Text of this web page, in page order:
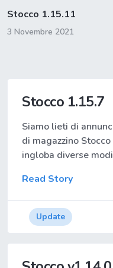
Stocco 1.15.11
3 Novembre 2021
Stocco 1.15.7
Siamo lieti di
di magazzino
ingloba diverse
Read Story
Update